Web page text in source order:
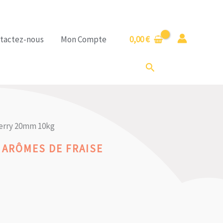
nous Mon Compte 0,00€
Rechercher
20mm 10kg
DE FRAISE